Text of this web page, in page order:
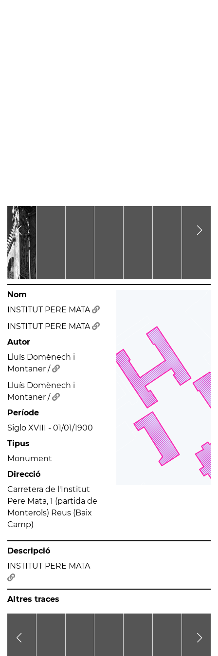
Nom
INSTITUT PERE MATA
INSTITUT PERE MATA
Autor
Lluís Domènech i
Montaner /
Lluís Domènech i
Montaner /
Període
Siglo XVIII - 01/01/1900
Tipus
Monument
Direcció
Carretera de l'Institut
Pere Mata, 1 (partida de
Monterols) Reus (Baix
Camp)
Descripció
INSTITUT PERE MATA
Altres traces